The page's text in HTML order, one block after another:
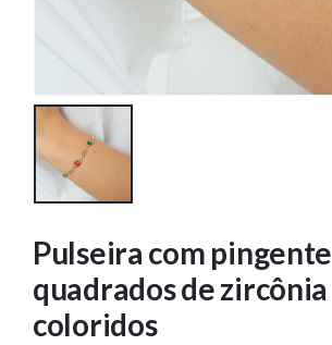
Pulseira com pingente
quadrados de zircônia
coloridos